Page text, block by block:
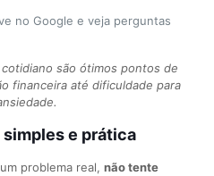
no Google e veja perguntas
são ótimos pontos de
financeira até dificuldade para
e prática
problema real, não tente